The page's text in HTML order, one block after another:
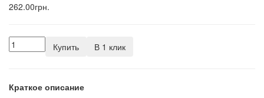
262.00грн.
Купить В 1 клик
Краткое описание